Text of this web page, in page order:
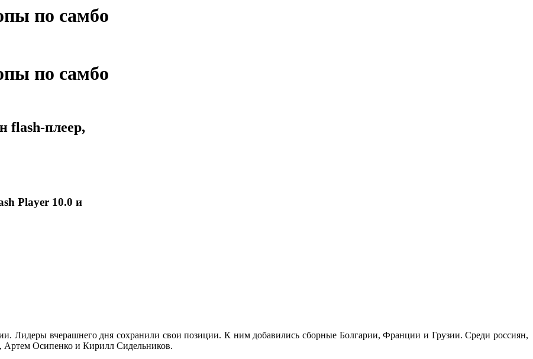
по самбо
по самбо
flash-плеер,
Player 10.0 и
Лидеры вчерашнего дня сохранили свои позиции. К ним добавились сборные Болгарии, Франции и Грузии. Среди россиян,
Артем Осипенко и Кирилл Сидельников.